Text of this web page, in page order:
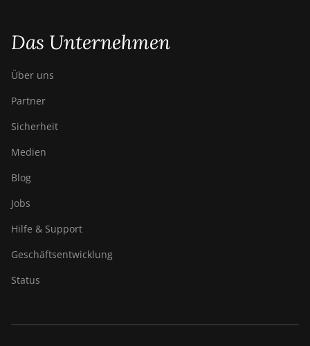
Das Unternehmen
Über uns
Partner
Sicherheit
Medien
Blog
Jobs
Hilfe & Support
Geschäftsentwicklung
Status